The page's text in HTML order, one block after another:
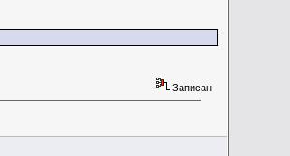
Записан